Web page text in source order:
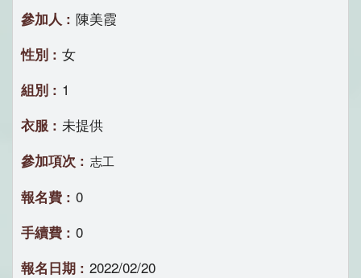
陳美霞
女
1
未提供
志工
0
0
2022/02/20